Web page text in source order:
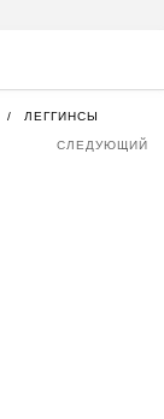
ЛЕГГИНСЫ
СЛЕДУЮЩИЙ